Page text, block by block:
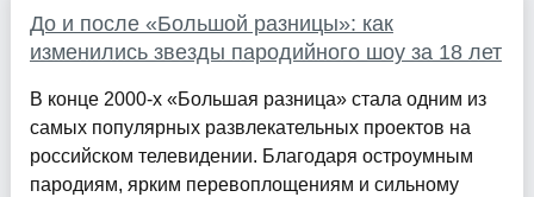
До и после «Большой разницы»: как
изменились звезды пародийного шоу за 18 лет
В конце 2000-х «Большая разница» стала одним из
самых популярных развлекательных проектов на
российском телевидении. Благодаря остроумным
пародиям, ярким перевоплощениям и сильному